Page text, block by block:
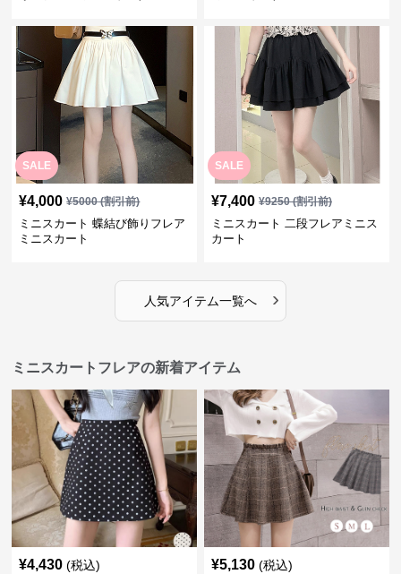
SALE
¥4,000 ¥5000(割引前)
ミニスカート 蝶結び飾りフレア
ミニスカート
SALE
¥7,400 ¥9250(割引前)
ミニスカート 二段フレアミニス
カート
人気アイテム一覧へ ›
ミニスカートフレアの新着アイテム
¥4,430 (税込) ¥5,130 (税込)